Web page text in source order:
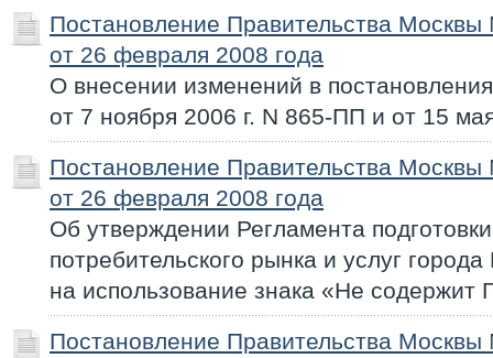
Постановление Правительства
от 26 февраля 2008 года
О внесении изменений в
от 7 ноября 2006 г. N 865-ПП и от 15
Постановление Правительства
от 26 февраля 2008 года
Об утверждении Регламента
потребительского рынка и услуг
на использование знака «Не содержит
Постановление Правительства